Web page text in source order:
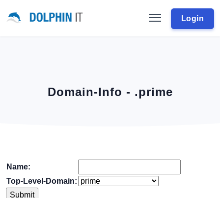
Login
Domain-Info - .prime
Name:
Top-Level-Domain: